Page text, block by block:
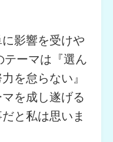
影響を受けや
テーマは『選ん
を怠らない』
を成し遂げる
と私は思いま